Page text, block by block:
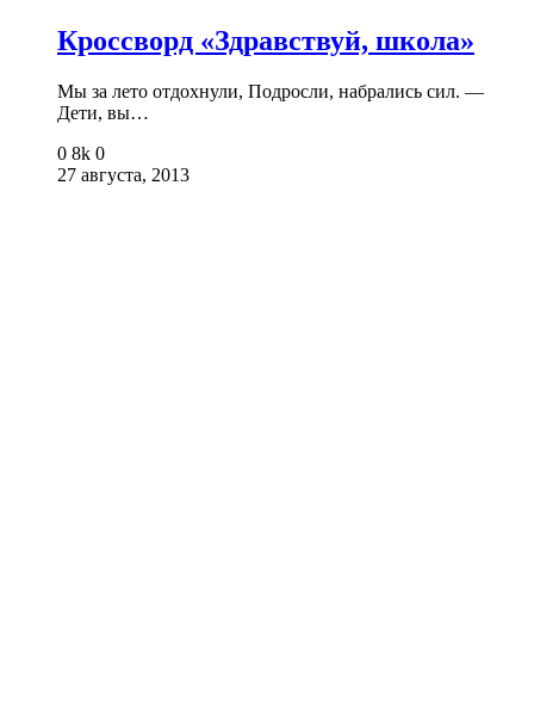
Кроссворд «Здравствуй, школа»
Мы за лето отдохнули, Подросли, набрались сил. —
Дети, вы…
0 8k 0
27 августа, 2013